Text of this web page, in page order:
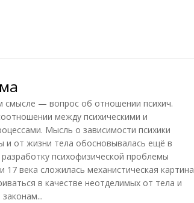
— вопрос об отношении психич.
между психическими и
Мысль о зависимости психики
и от жизни тела обосновывалась ещё в
психофизической проблемы
века сложилась механистическая картина
в качестве неотделимых от тела и